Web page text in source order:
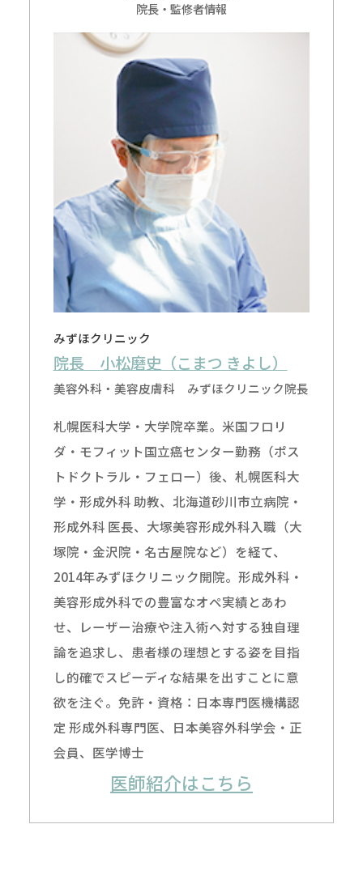
院長・監修者情報
みずほクリニック
院長 小松磨史（こまつ きよし）
美容外科・美容皮膚科 みずほクリニック院長
札幌医科大学・大学院卒業。米国フロリ
ダ・モフィット国立癌センター勤務（ポス
トドクトラル・フェロー）後、札幌医科大
学・形成外科 助教、北海道砂川市立病院・
形成外科 医長、大塚美容形成外科入職（大
塚院・金沢院・名古屋院など）を経て、
2014年みずほクリニック開院。形成外科・
美容形成外科での豊富なオペ実績とあわ
せ、レーザー治療や注入術へ対する独自理
論を追求し、患者様の理想とする姿を目指
し的確でスピーディな結果を出すことに意
欲を注ぐ。免許・資格：日本専門医機構認
定 形成外科専門医、日本美容外科学会・正
会員、医学博士
医師紹介はこちら